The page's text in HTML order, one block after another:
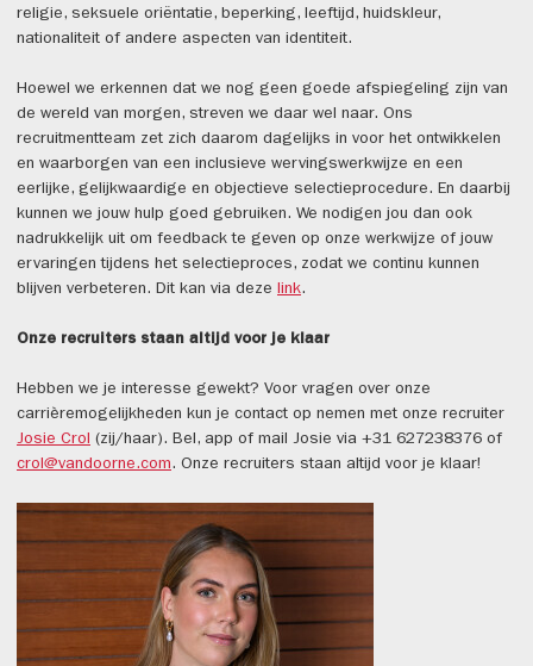
religie, seksuele oriëntatie, beperking, leeftijd, huidskleur,
nationaliteit of andere aspecten van identiteit.
Hoewel we erkennen dat we nog geen goede afspiegeling zijn van
de wereld van morgen, streven we daar wel naar. Ons
recruitmentteam zet zich daarom dagelijks in voor het ontwikkelen
en waarborgen van een inclusieve wervingswerkwijze en een
eerlijke, gelijkwaardige en objectieve selectieprocedure. En daarbij
kunnen we jouw hulp goed gebruiken. We nodigen jou dan ook
nadrukkelijk uit om feedback te geven op onze werkwijze of jouw
ervaringen tijdens het selectieproces, zodat we continu kunnen
blijven verbeteren. Dit kan via deze link.
Onze recruiters staan altijd voor je klaar
Hebben we je interesse gewekt? Voor vragen over onze
carrièremogelijkheden kun je contact op nemen met onze recruiter
Josie Crol (zij/haar). Bel, app of mail Josie via +31 627238376 of
crol@vandoorne.com. Onze recruiters staan altijd voor je klaar!